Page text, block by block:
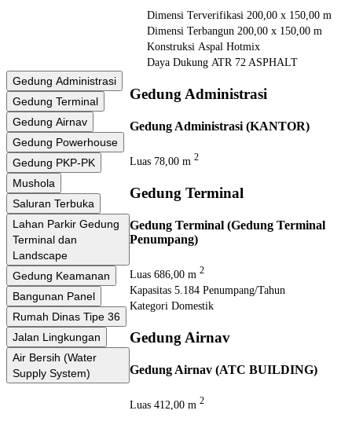
Dimensi Terverifikasi 200,00 x 150,00 m
Dimensi Terbangun 200,00 x 150,00 m
Konstruksi Aspal Hotmix
Daya Dukung ATR 72 ASPHALT
Gedung Administrasi
Gedung Terminal
Gedung Airnav
Gedung Powerhouse
Gedung PKP-PK
Mushola
Saluran Terbuka
Lahan Parkir Gedung
Terminal dan
Landscape
Gedung Keamanan
Bangunan Panel
Rumah Dinas Tipe 36
Jalan Lingkungan
Air Bersih (Water
Supply System)
Gedung Administrasi
Gedung Administrasi (KANTOR)
Luas 78,00 m 2
Gedung Terminal
Gedung Terminal (Gedung Terminal
Penumpang)
Luas 686,00 m 2
Kapasitas 5.184 Penumpang/Tahun
Kategori Domestik
Gedung Airnav
Gedung Airnav (ATC BUILDING)
Luas 412,00 m 2